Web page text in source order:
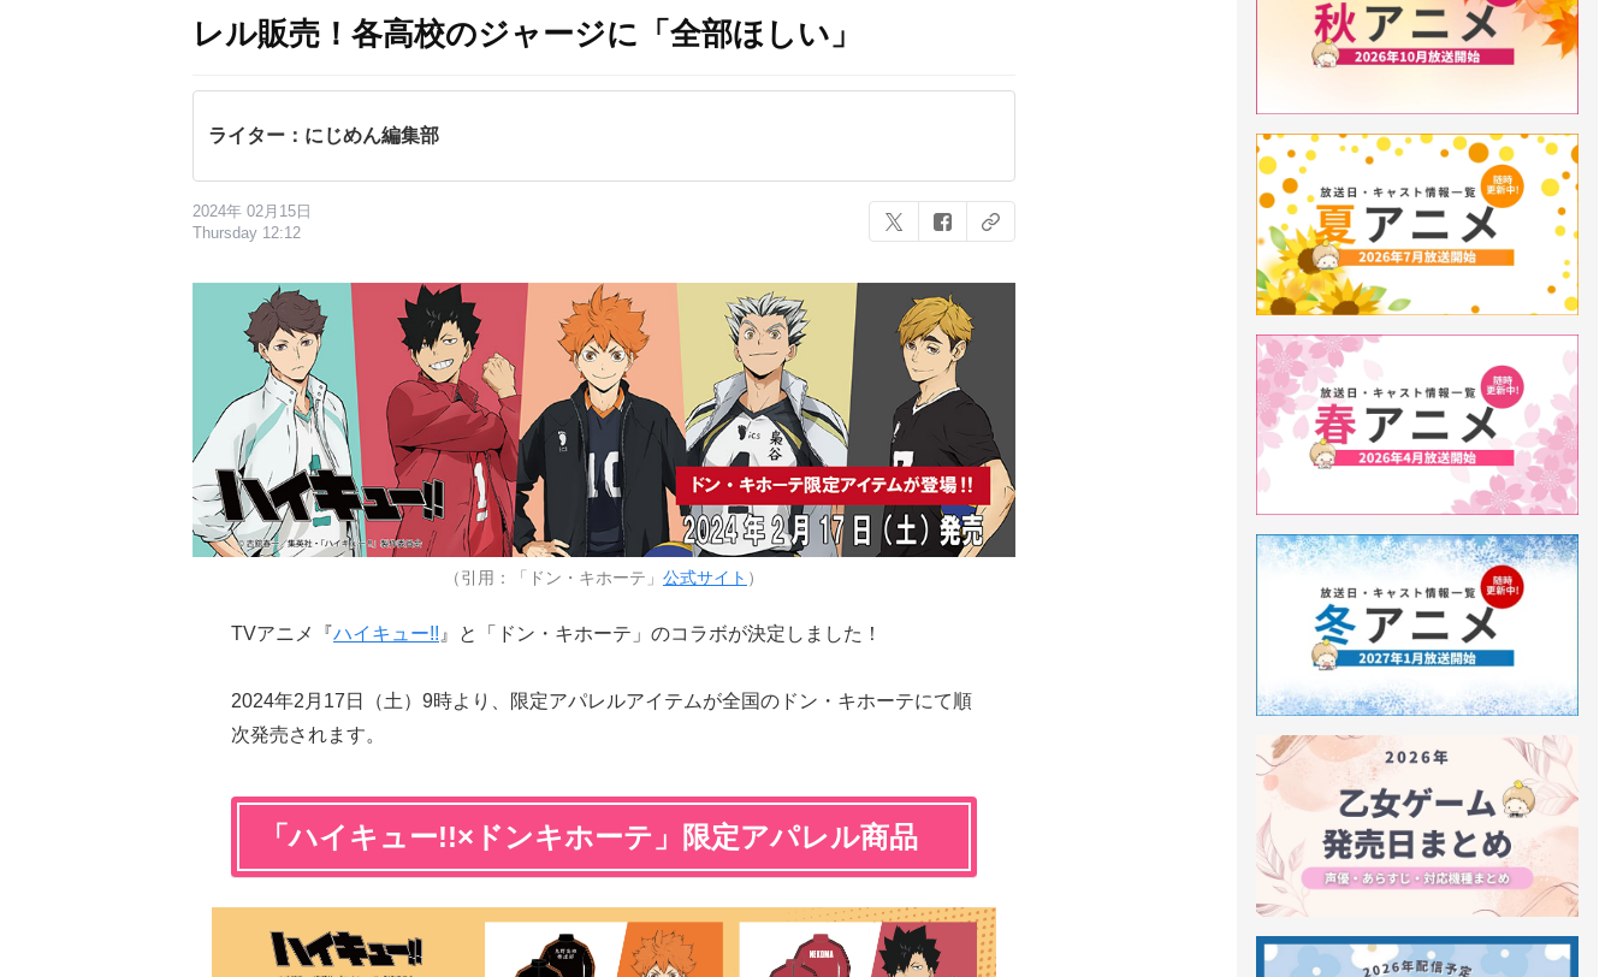
レル販売！各高校のジャージに「全部ほしい」
ライター：にじめん編集部
2024年 02月15日
Thursday 12:12
（引用：「ドン・キホーテ」 公式サイト ）
TVアニメ『ハイキュー!! 』と「ドン・キホーテ」のコラボが決定しました！
2024年2月17日（土）9時より、限定アパレルアイテムが全国のドン・キホーテにて順
次発売されます。
「ハイキュー!!×ドンキホーテ」限定アパレル商品